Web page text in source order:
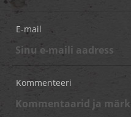
E-mail
Kommenteeri